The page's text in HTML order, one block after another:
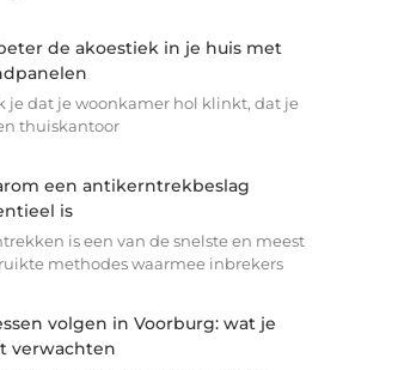
de akoestiek in je huis met
je dat je woonkamer hol klinkt, dat je
thuiskantoor
een antikerntrekbeslag
is
is een van de snelste en meest
methodes waarmee inbrekers
volgen in Voorburg: wat je
verwachten